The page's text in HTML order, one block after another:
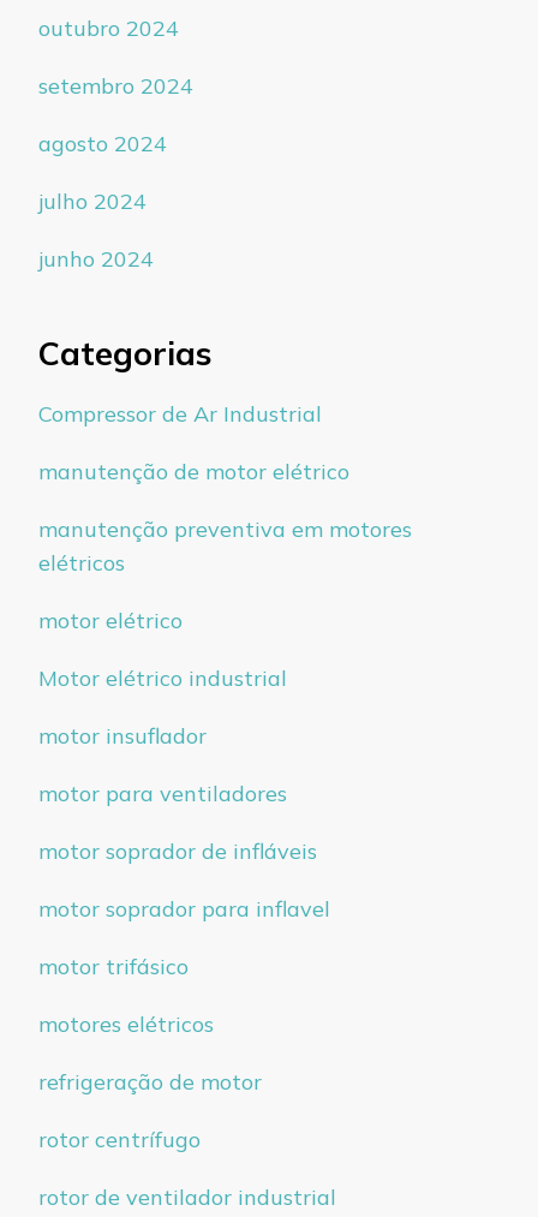
outubro 2024
setembro 2024
agosto 2024
julho 2024
junho 2024
Categorias
Compressor de Ar Industrial
manutenção de motor elétrico
manutenção preventiva em motores
elétricos
motor elétrico
Motor elétrico industrial
motor insuflador
motor para ventiladores
motor soprador de infláveis
motor soprador para inflavel
motor trifásico
motores elétricos
refrigeração de motor
rotor centrífugo
rotor de ventilador industrial